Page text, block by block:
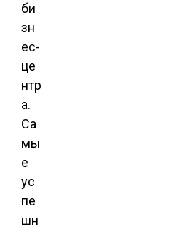
би
зн
ес-
це
нтр
а.
Са
мы
е
ус
пе
шн